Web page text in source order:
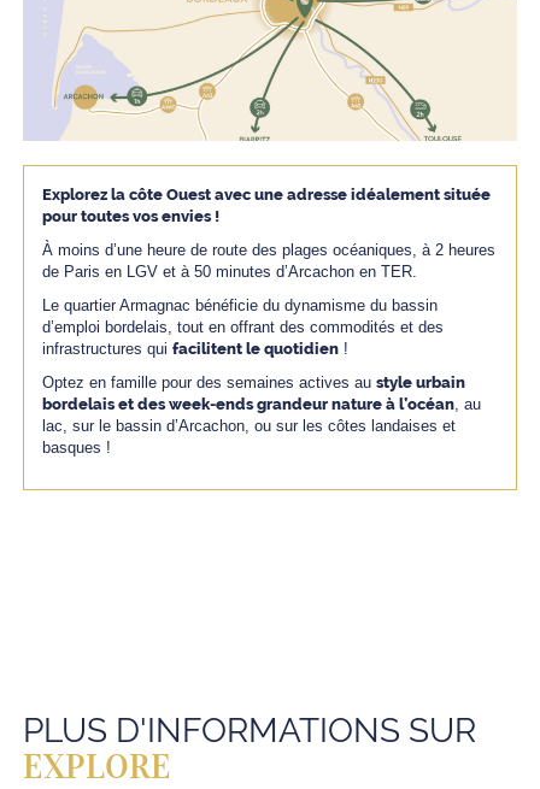
Explorez la côte Ouest avec une adresse idéalement située
pour toutes vos envies !
À moins d’une heure de route des plages océaniques, à 2 heures
de Paris en LGV et à 50 minutes d’Arcachon en TER.
Le quartier Armagnac bénéficie du dynamisme du bassin
d’emploi bordelais, tout en offrant des commodités et des
infrastructures qui facilitent le quotidien!
Optez en famille pour des semaines actives au style urbain
bordelais et des week-ends grandeur nature à l’océan, au
lac, sur le bassin d’Arcachon, ou sur les côtes landaises et
basques !
PLUS D'INFORMATIONS SUR
EXPLORE